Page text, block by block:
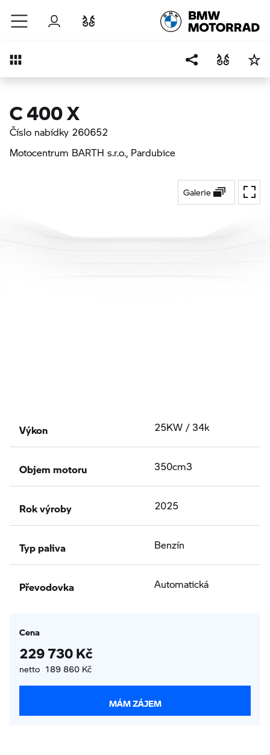
Přejít na hlavní obsah
Přihlášení
Přehled
C 400 X
Číslo nabídky 260652
Motocentrum BARTH s.r.o., Pardubice
Galerie
Výkon 25KW / 34k
Objem motoru 350cm3
Rok výroby 2025
Typ paliva Benzín
Převodovka Automatická
Cena
229 730 Kč
netto 189 860 Kč
MÁM ZÁJEM